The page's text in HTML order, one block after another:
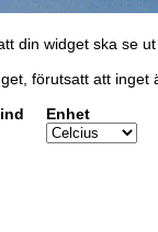
din widget ska se
förutsatt att inget
Enhet